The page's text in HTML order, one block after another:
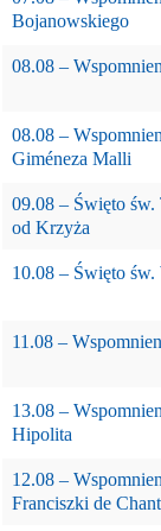
Bojanowskiego
08.08 –
08.08 –
Giméneza Malli
09.08 – Święto
od Krzyża
10.08 – Święto św.
11.08 –
13.08 –
Hipolita
12.08 –
Franciszki de